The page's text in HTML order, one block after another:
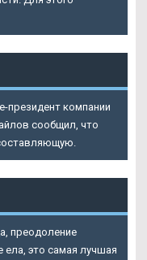
президент компании
сообщил, что
преодоление
ела, это самая лучшая